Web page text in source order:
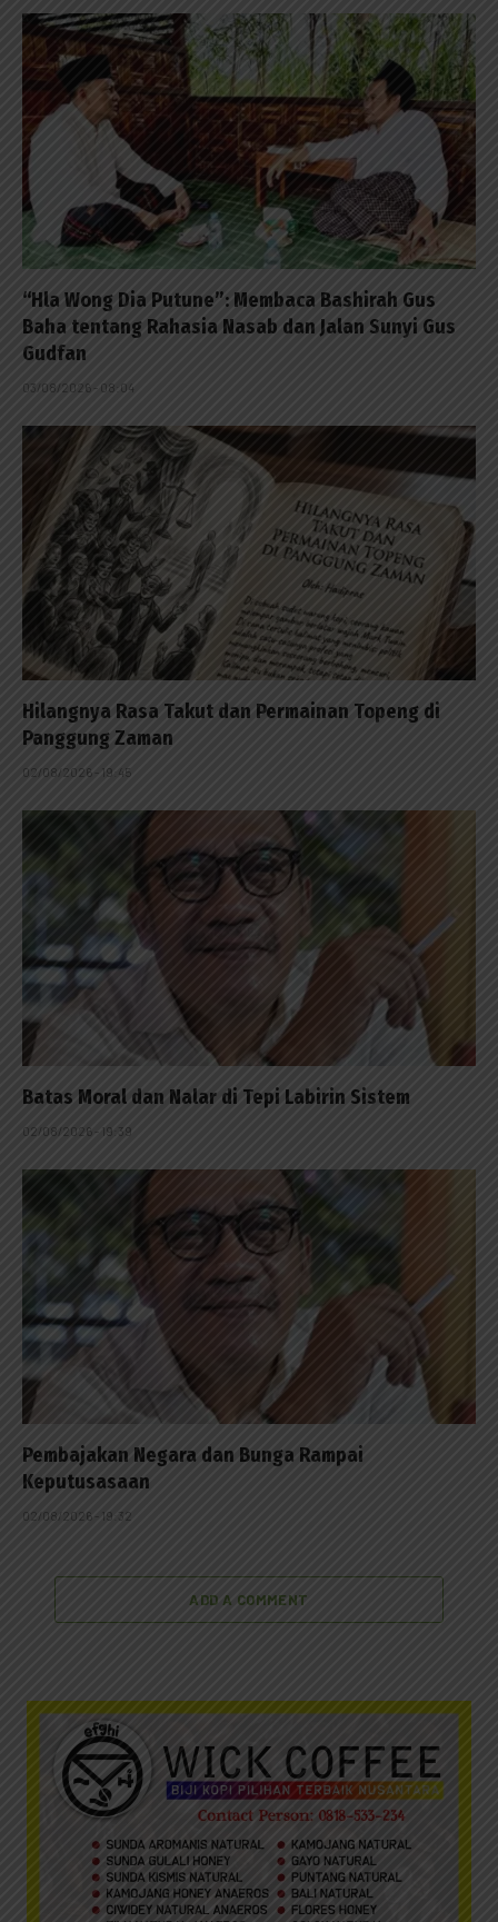
“Hla Wong Dia Putune”: Membaca Bashirah Gus
Baha tentang Rahasia Nasab dan Jalan Sunyi Gus
Gudfan
03/08/2026 - 08:04
Hilangnya Rasa Takut dan Permainan Topeng di
Panggung Zaman
02/08/2026 - 19:45
Batas Moral dan Nalar di Tepi Labirin Sistem
02/08/2026 - 19:39
Pembajakan Negara dan Bunga Rampai
Keputusasaan
02/08/2026 - 19:32
ADD A COMMENT